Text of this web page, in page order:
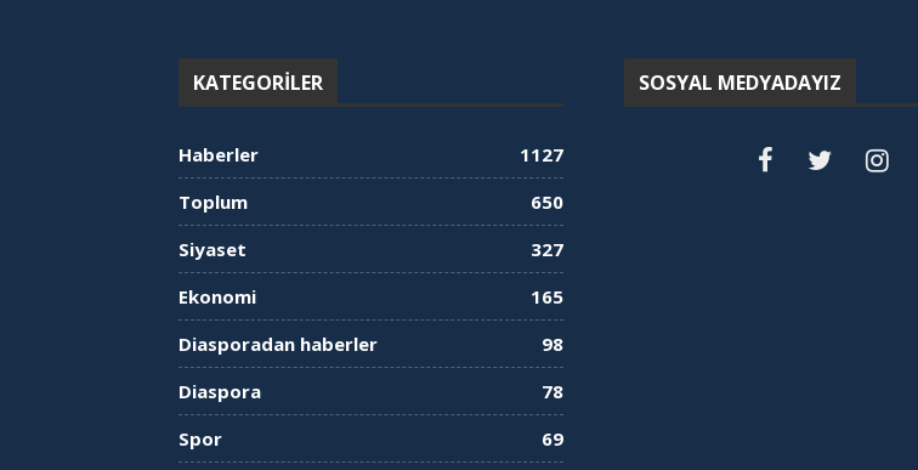
KATEGORILER
Haberler
1127
Toplum
650
Siyaset
327
Ekonomi
165
Diasporadan haberler
98
Diaspora
78
Spor
69
SOSYAL MEDYADAYIZ